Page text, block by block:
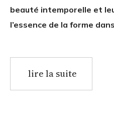
beauté intemporelle et
l’essence de la forme
lire la suite